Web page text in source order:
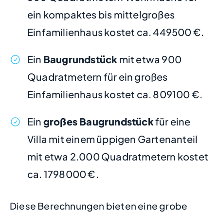
ein kompaktes bis mittelgroßes
Einfamilienhaus kostet ca. 449500 €.
Ein Baugrundstück mit etwa 900
Quadratmetern für ein großes
Einfamilienhaus kostet ca. 809100 €.
Ein großes Baugrundstückfür eine
Villa mit einem üppigen Gartenanteil
mit etwa 2.000 Quadratmetern kostet
ca. 1798000 €.
Diese Berechnungen bieten eine grobe